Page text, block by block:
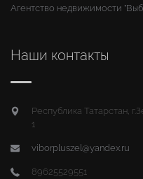
Агентство недвижимости
Наши контакты
Республика Татарстан,
1
viborpluszel@yandex.ru
89625529551